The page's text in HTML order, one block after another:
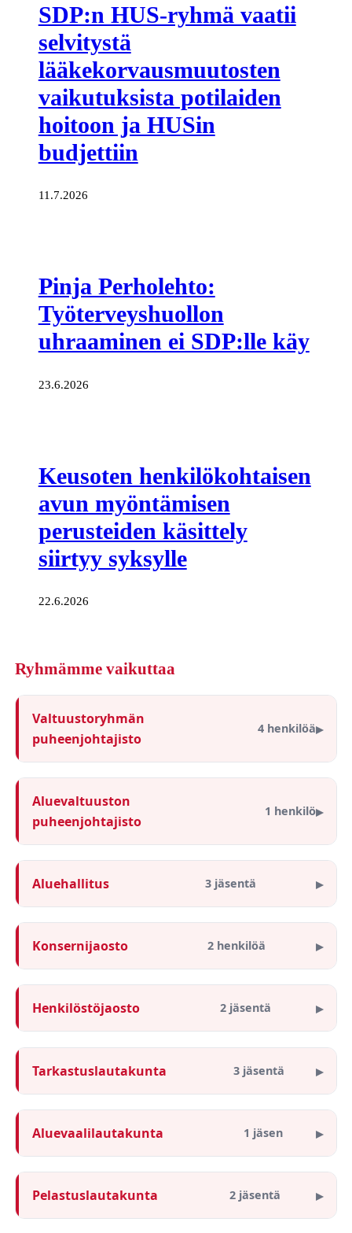
SDP:n HUS-ryhmä vaatii
selvitystä
lääkekorvausmuutosten
vaikutuksista potilaiden
hoitoon ja HUSin
budjettiin
11.7.2026
Pinja Perholehto:
Työterveyshuollon
uhraaminen ei SDP:lle käy
23.6.2026
Keusoten henkilökohtaisen
avun myöntämisen
perusteiden käsittely
siirtyy syksylle
22.6.2026
Ryhmämme vaikuttaa
Valtuustoryhmän
puheenjohtajisto
4 henkilöä
Aluevaltuuston
puheenjohtajisto
1 henkilö
Aluehallitus 3 jäsentä
Konsernijaosto 2 henkilöä
Henkilöstöjaosto 2 jäsentä
Tarkastuslautakunta 3 jäsentä
Aluevaalilautakunta 1 jäsen
Pelastuslautakunta 2 jäsentä